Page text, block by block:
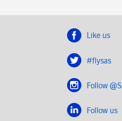
Like us
#flysas
Follow
Follow us